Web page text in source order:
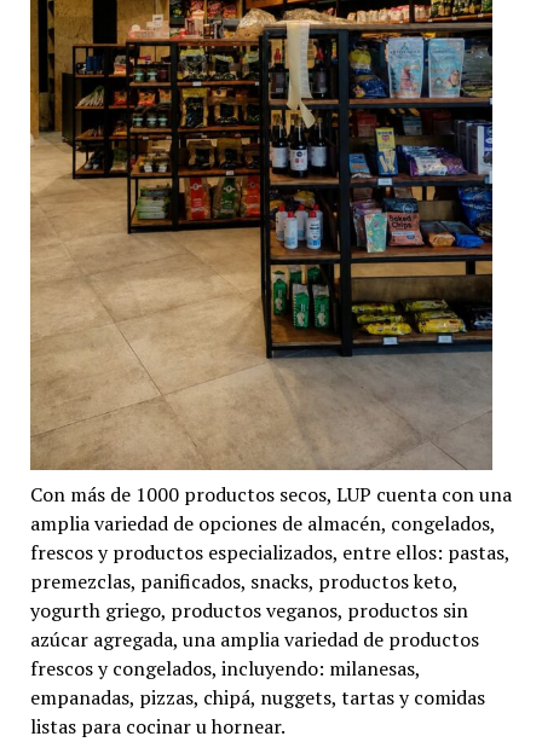
Con más de 1000 productos secos, LUP cuenta con una
amplia variedad de opciones de almacén, congelados,
frescos y productos especializados, entre ellos: pastas,
premezclas, panificados, snacks, productos keto,
yogurth griego, productos veganos, productos sin
azúcar agregada, una amplia variedad de productos
frescos y congelados, incluyendo: milanesas,
empanadas, pizzas, chipá, nuggets, tartas y comidas
listas para cocinar u hornear.